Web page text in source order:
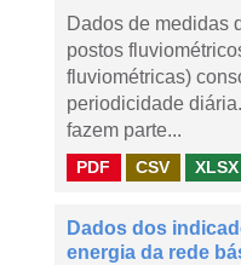
Dados de medidas
postos
fluviométricas)
periodicidade
fazem parte...
PDF CSV XLSX
Dados dos
energia da rede